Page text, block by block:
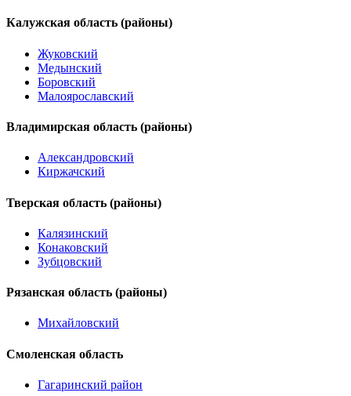
Калужская область (районы)
Жуковский
Медынский
Боровский
Малоярославский
Владимирская область (районы)
Александровский
Киржачский
Тверская область (районы)
Калязинский
Конаковский
Зубцовский
Рязанская область (районы)
Михайловский
Смоленская область
Гагаринский район